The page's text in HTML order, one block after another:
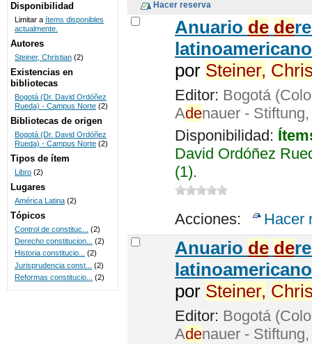
BIBLIOTECAS
UNICOC
Anuario de de
por Steiner,
Editor: Bogotá
Adenauer -
Disponibilidad:
David Ordóñez
(1).
Acciones: Hacer
Anuario de de
por Steiner,
Editor: Bogotá
Adenauer -
Disponibilidad
Limitar a ítems disponibles
actualmente.
Autores
Steiner, Christian (2)
Existencias en
bibliotecas
Bogotá (Dr. David Ordóñez
Rueda) - Campus Norte (2)
Bibliotecas de origen
Bogotá (Dr. David Ordóñez
Rueda) - Campus Norte (2)
Tipos de ítem
Libro (2)
Lugares
América Latina (2)
Tópicos
Control de constituc...
(2)
Derecho constitucion...
(2)
Historia constitucio... (2)
Jurisprudencia const...
(2)
Reformas constitucio...
(2)